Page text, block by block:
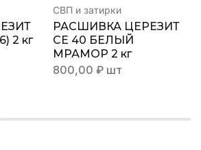
2 кг
СВП и затирки
РАСШИВКА ЦЕРЕЗИТ
СЕ 40 БЕЛЫЙ
МРАМОР 2 кг
800,00 ₽ шт